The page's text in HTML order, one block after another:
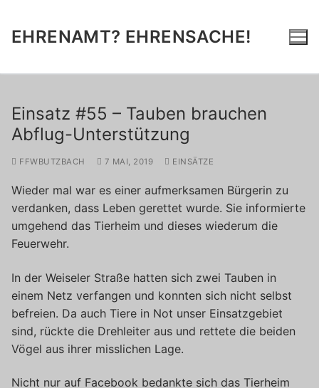
springen
EHRENAMT? EHRENSACHE!
Einsatz #55 – Tauben brauchen
Abflug-Unterstützung
FFWBUTZBACH 7 MAI, 2019 EINSÄTZE
Wieder mal war es einer aufmerksamen Bürgerin zu
verdanken, dass Leben gerettet wurde. Sie informierte
umgehend das Tierheim und dieses wiederum die
Feuerwehr.
In der Weiseler Straße hatten sich zwei Tauben in
einem Netz verfangen und konnten sich nicht selbst
befreien. Da auch Tiere in Not unser Einsatzgebiet
sind, rückte die Drehleiter aus und rettete die beiden
Vögel aus ihrer misslichen Lage.
Nicht nur auf Facebook bedankte sich das Tierheim